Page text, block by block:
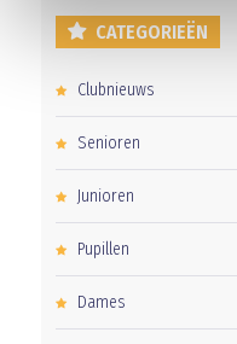
CATEGORIEËN
Clubnieuws
Senioren
Junioren
Pupillen
Dames